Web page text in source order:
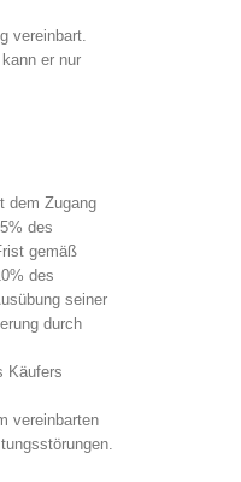
vereinbart.
er nur
dem Zugang
des
gemäß
des
seiner
durch
Käufers
vereinbarten